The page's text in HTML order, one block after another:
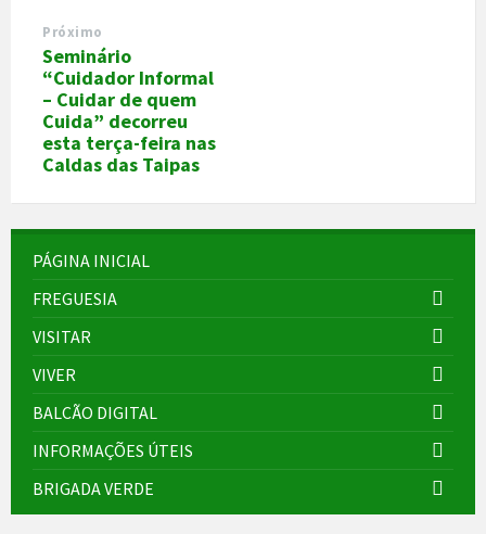
Próximo
Seminário
“Cuidador Informal
– Cuidar de quem
Cuida” decorreu
esta terça-feira nas
Caldas das Taipas
PÁGINA INICIAL
FREGUESIA
VISITAR
VIVER
BALCÃO DIGITAL
INFORMAÇÕES ÚTEIS
BRIGADA VERDE